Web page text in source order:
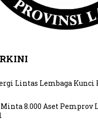
Lintas Lembaga
8.000 Aset Pemprov